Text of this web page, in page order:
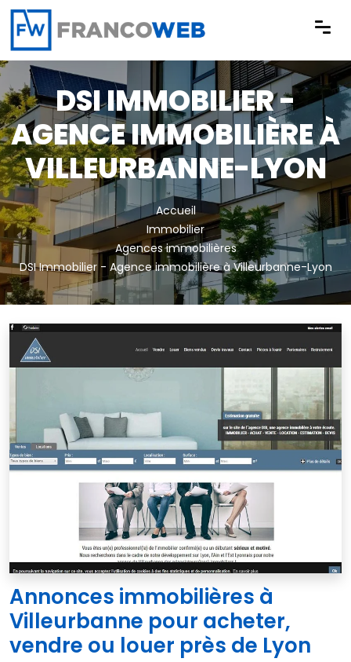
Panneau de gestion des cookies
DSI IMMOBILIER -
AGENCE IMMOBILIÈRE À
VILLEURBANNE-LYON
Accueil
Immobilier
Agences immobilières
DSI Immobilier - Agence immobilière à Villeurbanne-Lyon
Annonces immobilières à
Villeurbanne pour acheter,
vendre ou louer près de Lyon